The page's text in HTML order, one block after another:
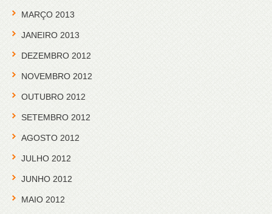
MARÇO 2013
JANEIRO 2013
DEZEMBRO 2012
NOVEMBRO 2012
OUTUBRO 2012
SETEMBRO 2012
AGOSTO 2012
JULHO 2012
JUNHO 2012
MAIO 2012